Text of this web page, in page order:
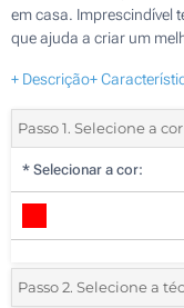
em casa. Imprescindível
que ajuda a criar um
+ Descrição+
Passo 1. Selecione a
* Selecionar a cor:
Passo 2. Selecione a